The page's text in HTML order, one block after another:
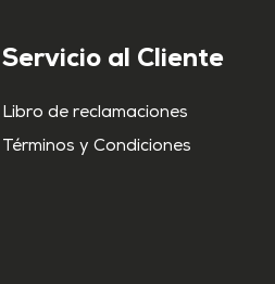
Servicio al Cliente
Libro de reclamaciones
Términos y Condiciones